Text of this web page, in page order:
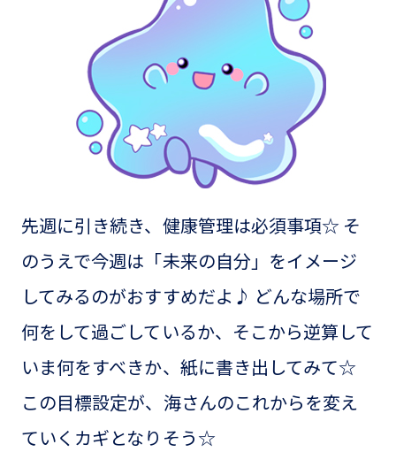
先週に引き続き、健康管理は必須事項☆ そ
のうえで今週は「未来の自分」をイメージ
してみるのがおすすめだよ♪ どんな場所で
何をして過ごしているか、そこから逆算して
いま何をすべきか、紙に書き出してみて☆
この目標設定が、海さんのこれからを変え
ていくカギとなりそう☆